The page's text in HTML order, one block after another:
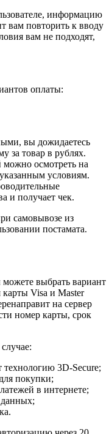
информацию
вам повторить к вводу
вам не подходят,
оплаты:
вы дожидаетесь
за товар в рублях.
можно осмотреть на
условиям.
и получает чек.
самовывозе из
постамата.
выбрать вариант
Visa и Master
на сервер
номер карты, срок
технологию 3D-Secure;
покупки;
в интернете;